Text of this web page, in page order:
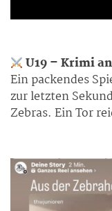
U19 – Krimi
Ein packendes
zur letzten
Zebras. Ein Tor